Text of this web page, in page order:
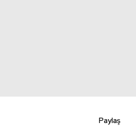
Paylaş